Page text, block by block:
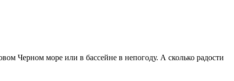
Черном море или в бассейне в непогоду. А сколько радости